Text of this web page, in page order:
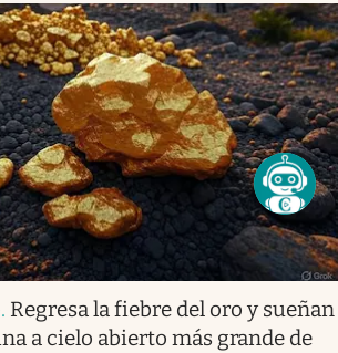
. Regresa la fiebre del oro y sueñan
a cielo abierto más grande de